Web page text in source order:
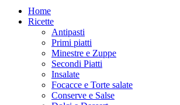
Home
Ricette
Antipasti
Primi piatti
Minestre e Zuppe
Secondi Piatti
Insalate
Focacce e Torte salate
Conserve e Salse